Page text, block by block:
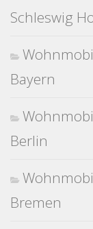
Schleswig
Bayern
Berlin
Bremen